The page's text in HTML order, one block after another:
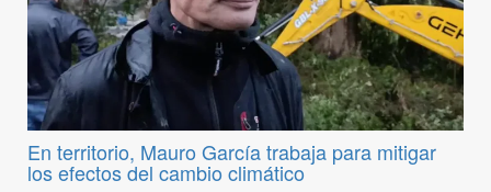
En territorio, Mauro García trabaja para mitigar
los efectos del cambio climático